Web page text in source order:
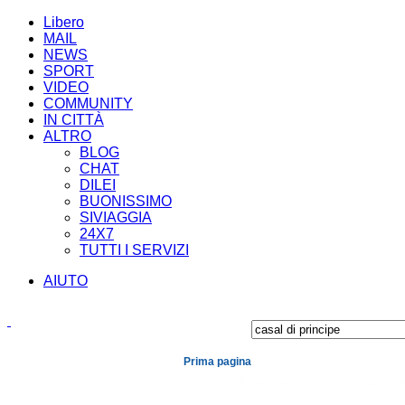
Libero
MAIL
NEWS
SPORT
VIDEO
COMMUNITY
IN CITTÀ
ALTRO
BLOG
CHAT
DILEI
BUONISSIMO
SIVIAGGIA
24X7
TUTTI I SERVIZI
AIUTO
Prima pagina